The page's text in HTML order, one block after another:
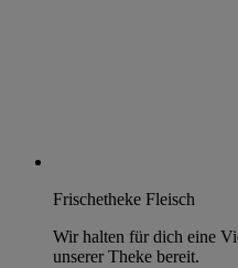
Frischetheke Fleisch
Wir halten für dich eine
unserer Theke bereit.